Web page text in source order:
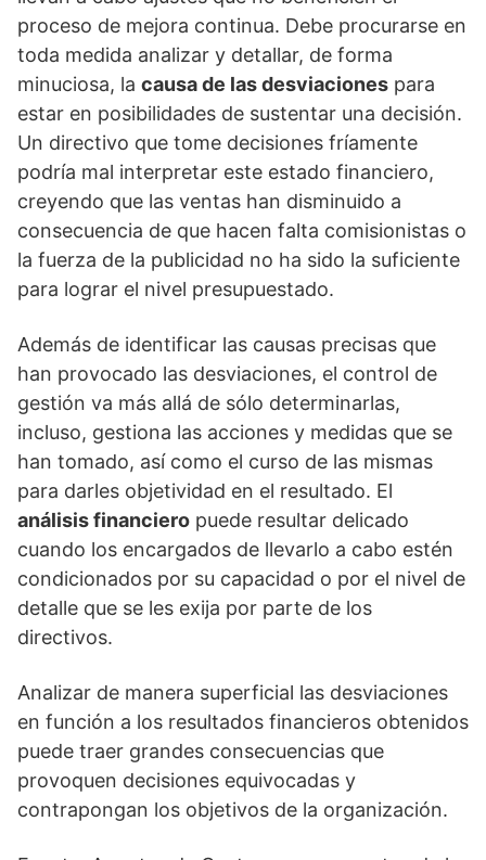
proceso de mejora continua. Debe procurarse en
toda medida analizar y detallar, de forma
minuciosa, la causa de las desviaciones para
estar en posibilidades de sustentar una decisión.
Un directivo que tome decisiones fríamente
podría mal interpretar este estado financiero,
creyendo que las ventas han disminuido a
consecuencia de que hacen falta comisionistas o
la fuerza de la publicidad no ha sido la suficiente
para lograr el nivel presupuestado.
Además de identificar las causas precisas que
han provocado las desviaciones, el control de
gestión va más allá de sólo determinarlas,
incluso, gestiona las acciones y medidas que se
han tomado, así como el curso de las mismas
para darles objetividad en el resultado. El
análisis financiero puede resultar delicado
cuando los encargados de llevarlo a cabo estén
condicionados por su capacidad o por el nivel de
detalle que se les exija por parte de los
directivos.
Analizar de manera superficial las desviaciones
en función a los resultados financieros obtenidos
puede traer grandes consecuencias que
provoquen decisiones equivocadas y
contrapongan los objetivos de la organización.